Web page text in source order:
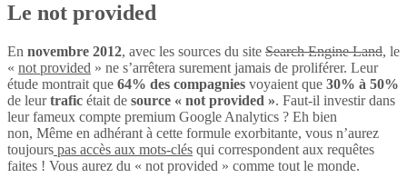
Le not provided
En novembre 2012, avec les sources du site Search Engine Land, le
« not provided » ne s’arrêtera surement jamais de proliférer. Leur
étude montrait que 64% des compagnies voyaient que 30% à 50%
de leurtrafic était de source « not provided ». Faut-il investir dans
leur fameux compte premium Google Analytics ? Eh bien
non, Même en adhérant à cette formule exorbitante, vous n’aurez
toujours pas accès aux mots-clés qui correspondent aux requêtes
faites ! Vous aurez du « not provided » comme tout le monde.